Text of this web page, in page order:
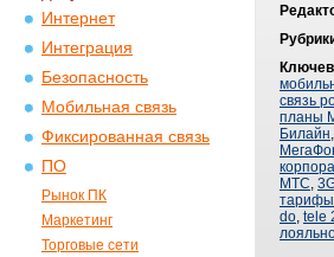
Интернет
Интеграция
Безопасность
Мобильная связь
Фиксированная связь
ПО
Рынок ПК
Маркетинг
Торговые сети
связь
планы
Билайн,
МТС,
тарифы
do, tele